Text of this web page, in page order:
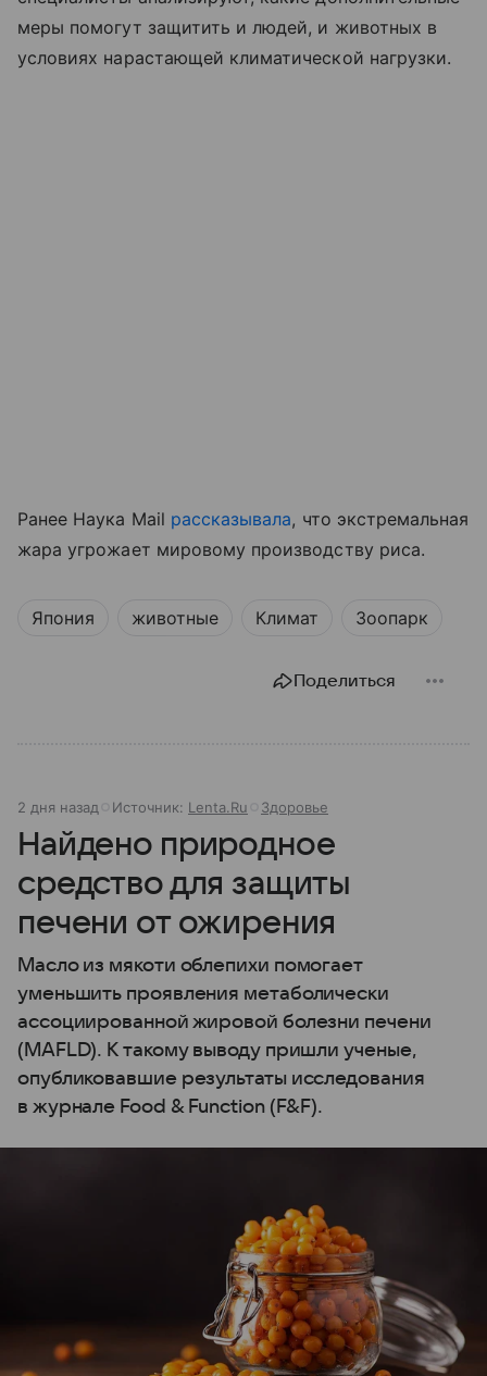
меры помогут защитить и людей, и животных в
условиях нарастающей климатической нагрузки.
Ранее Наука Mail рассказывала, что экстремальная
жара угрожает мировому производству риса.
Япония животные Климат Зоопарк
Поделиться
2 дня назад Источник: Lenta.Ru Здоровье
Найдено природное
средство для защиты
печени от ожирения
Масло из мякоти облепихи помогает
уменьшить проявления метаболически
ассоциированной жировой болезни печени
(MAFLD). К такому выводу пришли ученые,
опубликовавшие результаты исследования
в журнале Food & Function (F&F).